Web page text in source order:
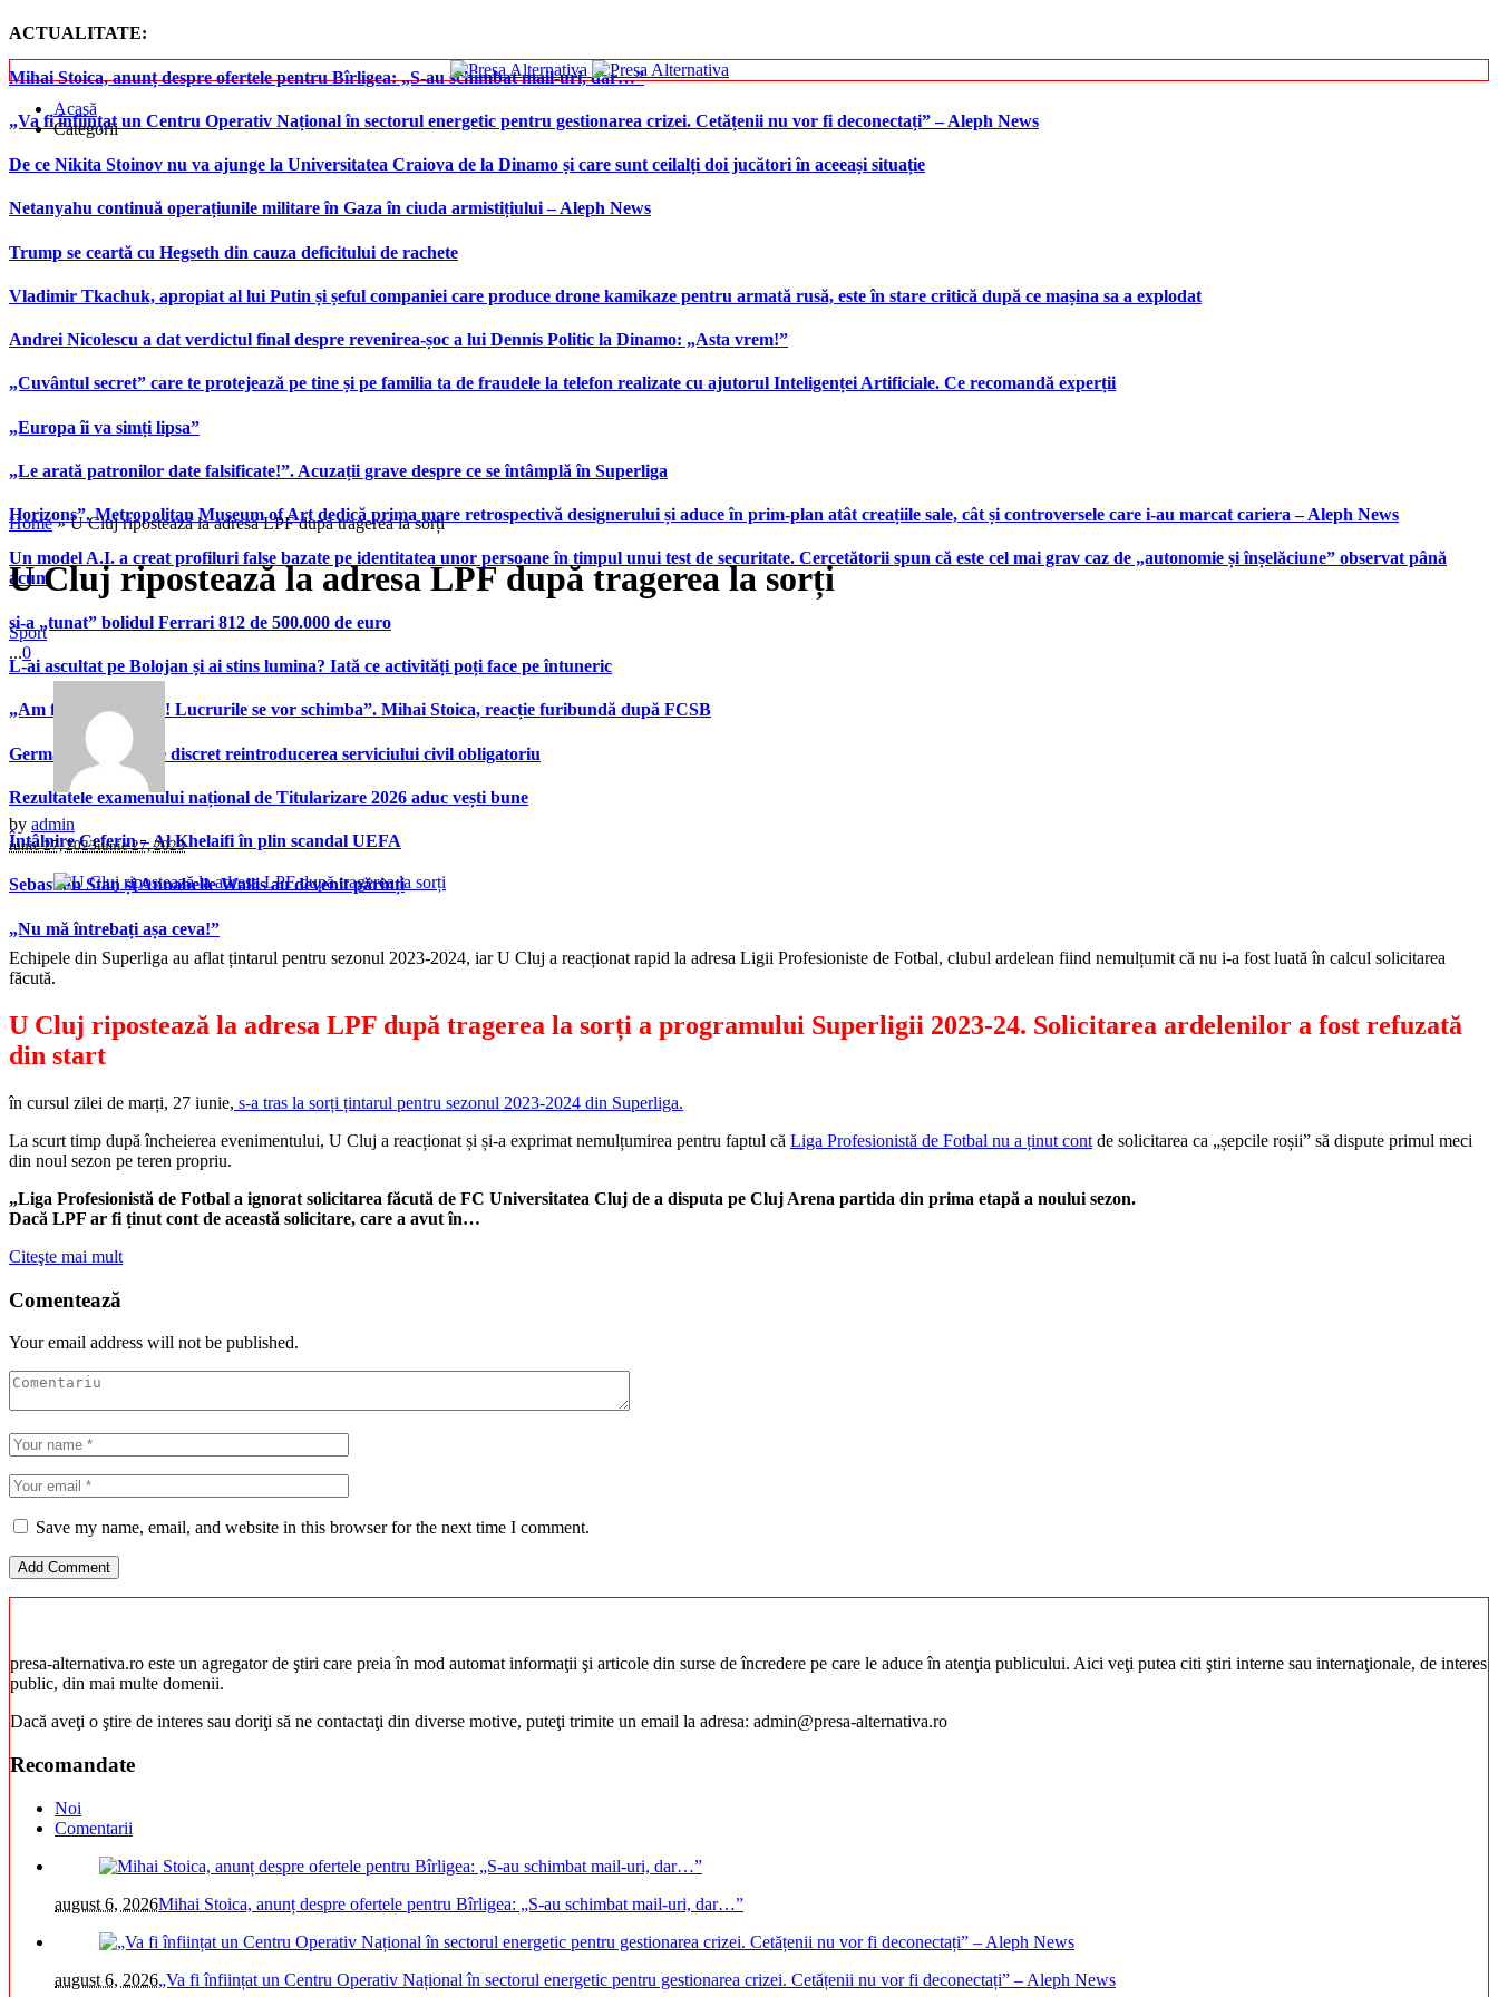
ACTUALITATE:
Mihai Stoica, anunț despre ofertele pentru Bîrligea: „S-au schimbat mail-uri, dar…”
„Va fi înființat un Centru Operativ Național în sectorul energetic pentru gestionarea crizei. Cetățenii nu vor fi deconectați” – Aleph News
De ce Nikita Stoinov nu va ajunge la Universitatea Craiova de la Dinamo și care sunt ceilalți doi jucători în aceeași situație
Netanyahu continuă operațiunile militare în Gaza în ciuda armistițiului – Aleph News
Trump se ceartă cu Hegseth din cauza deficitului de rachete
Vladimir Tkachuk, apropiat al lui Putin și șeful companiei care produce drone kamikaze pentru armată rusă, este în stare critică după ce mașina sa a explodat
Andrei Nicolescu a dat verdictul final despre revenirea-șoc a lui Dennis Politic la Dinamo: „Asta vrem!”
„Cuvântul secret” care te protejează pe tine și pe familia ta de fraudele la telefon realizate cu ajutorul Inteligenței Artificiale. Ce recomandă experții
„Europa îi va simți lipsa”
„Le arată patronilor date falsificate!”. Acuzații grave despre ce se întâmplă în Superliga
Horizons”. Metropolitan Museum of Art dedică prima mare retrospectivă designerului și aduce în prim-plan atât creațiile sale, cât și controversele care i-au marcat cariera – Aleph News
Un model A.I. a creat profiluri false bazate pe identitatea unor persoane în timpul unui test de securitate. Cercetătorii spun că este cel mai grav caz de „autonomie și înșelăciune” observat până
acum
și-a „tunat” bolidul Ferrari 812 de 500.000 de euro
L-ai ascultat pe Bolojan și ai stins lumina? Iată ce activități poți face pe întuneric
„Am fost foarte slabi! Lucrurile se vor schimba”. Mihai Stoica, reacție furibundă după FCSB
Germania pregătește discret reintroducerea serviciului civil obligatoriu
Rezultatele examenului național de Titularizare 2026 aduc vești bune
Întâlnire Ceferin – Al Khelaifi în plin scandal UEFA
Sebastian Stan și Annabelle Wallis au devenit părinți
„Nu mă întrebați așa ceva!”
Acasă
Categorii
Home»U Cluj ripostează la adresa LPF după tragerea la sorți
U Cluj ripostează la adresa LPF după tragerea la sorți
Sport
...0
by admin
iunie 27, 2023iunie 27, 2023
Echipele din Superliga au aflat țintarul pentru sezonul 2023-2024, iar U Cluj a reacționat rapid la adresa Ligii Profesioniste de Fotbal, clubul ardelean fiind nemulțumit că nu i-a fost luată în calcul solicitarea
făcută.
U Cluj ripostează la adresa LPF după tragerea la sorți a programului Superligii 2023-24. Solicitarea ardelenilor a fost refuzată
din start
în cursul zilei de marți, 27 iunie, s-a tras la sorți țintarul pentru sezonul 2023-2024 din Superliga.
La scurt timp după încheierea evenimentului, U Cluj a reacționat și și-a exprimat nemulțumirea pentru faptul că Liga Profesionistă de Fotbal nu a ținut cont de solicitarea ca „șepcile roșii” să dispute primul meci
din noul sezon pe teren propriu.
„Liga Profesionistă de Fotbal a ignorat solicitarea făcută de FC Universitatea Cluj de a disputa pe Cluj Arena partida din prima etapă a noului sezon.
Dacă LPF ar fi ținut cont de această solicitare, care a avut în…
Citeşte mai mult
Comentează
Your email address will not be published.
Save my name, email, and website in this browser for the next time I comment.
presa-alternativa.ro este un agregator de ştiri care preia în mod automat informaţii şi articole din surse de încredere pe care le aduce în atenţia publicului. Aici veţi putea citi ştiri interne sau internaţionale, de interes
public, din mai multe domenii.
Dacă aveţi o ştire de interes sau doriţi să ne contactaţi din diverse motive, puteţi trimite un email la adresa: admin@presa-alternativa.ro
Recomandate
Noi
Comentarii
august 6, 2026Mihai Stoica, anunț despre ofertele pentru Bîrligea: „S-au schimbat mail-uri, dar…”
august 6, 2026„Va fi înființat un Centru Operativ Național în sectorul energetic pentru gestionarea crizei. Cetățenii nu vor fi deconectați” – Aleph News